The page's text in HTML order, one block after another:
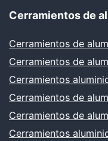
Cerramientos de
Cerramientos de
Cerramientos de
Cerramientos
Cerramientos de
Cerramientos de
Cerramientos